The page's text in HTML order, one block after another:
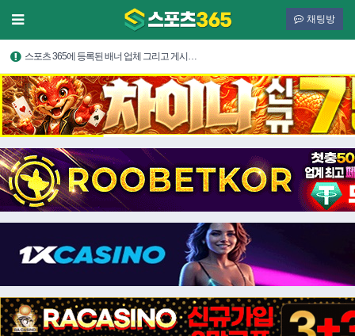
채팅방
스포츠 365에 등록된 배너 업체 그리고 게시…